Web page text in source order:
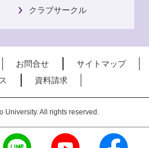
クラブサークル
お問合せ
サイトマップ
資料請求
University. All rights reserved.